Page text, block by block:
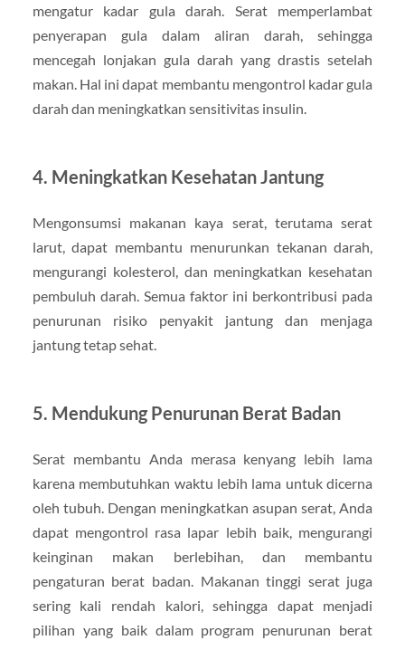
mengatur kadar gula darah. Serat memperlambat
penyerapan gula dalam aliran darah, sehingga
mencegah lonjakan gula darah yang drastis setelah
makan. Hal ini dapat membantu mengontrol kadar gula
darah dan meningkatkan sensitivitas insulin.
4. Meningkatkan Kesehatan Jantung
Mengonsumsi makanan kaya serat, terutama serat
larut, dapat membantu menurunkan tekanan darah,
mengurangi kolesterol, dan meningkatkan kesehatan
pembuluh darah. Semua faktor ini berkontribusi pada
penurunan risiko penyakit jantung dan menjaga
jantung tetap sehat.
5. Mendukung Penurunan Berat Badan
Serat membantu Anda merasa kenyang lebih lama
karena membutuhkan waktu lebih lama untuk dicerna
oleh tubuh. Dengan meningkatkan asupan serat, Anda
dapat mengontrol rasa lapar lebih baik, mengurangi
keinginan makan berlebihan, dan membantu
pengaturan berat badan. Makanan tinggi serat juga
sering kali rendah kalori, sehingga dapat menjadi
pilihan yang baik dalam program penurunan berat